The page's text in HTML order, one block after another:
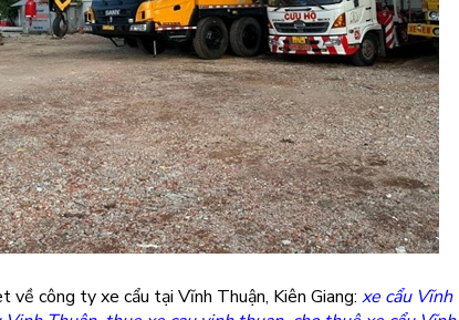
công ty xe cẩu tại Vĩnh Thuận, Kiên Giang: xe cẩu Vĩnh